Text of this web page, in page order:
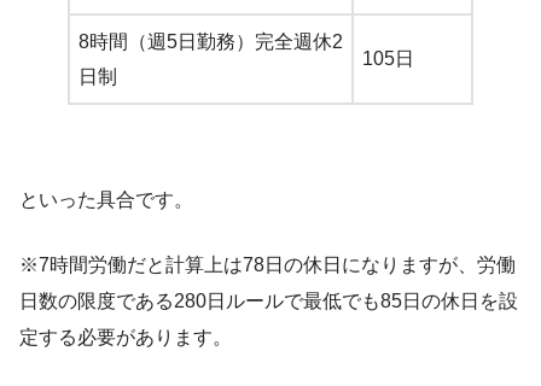
8時間（週5日勤務）完全週休2
日制
105日
といった具合です。
※7時間労働だと計算上は78日の休日になりますが、労働
日数の限度である280日ルールで最低でも85日の休日を設
定する必要があります。